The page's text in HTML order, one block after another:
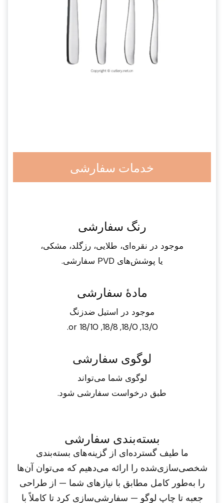
خدمات سفارشی
رنگ سفارشی
موجود در نقره‌ای، طلایی، رزگلد، مشکی،
یا پوشش‌های PVD سفارشی.
مادهٔ سفارشی
موجود در استیل ضدزنگ
13/0, 18/0, 18/8, or 18/10.
لوگوی سفارشی
لوگوی شما می‌تواند
طبق درخواست سفارشی شود.
بسته‌بندی سفارشی
ما طیف گسترده‌ای از گزینه‌های بسته‌بندی
شخصی‌سازی‌شده را ارائه می‌دهیم که می‌توان آن‌ها
را به‌طور کامل مطابق با نیازهای شما — از طراحی
جعبه تا چاپ لوگو — سفارشی‌سازی کرد تا کاملاً با